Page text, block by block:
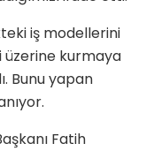
iş modellerini
üzerine kurmaya
Bunu yapan
Fatih